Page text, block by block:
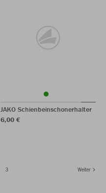
JAKO Schienbeinschonerhalter
6,00 €
3 Weiter